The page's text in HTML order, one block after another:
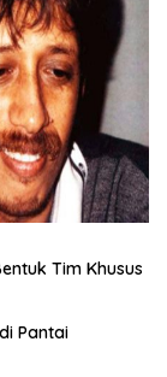
Tim Khusus
Pantai